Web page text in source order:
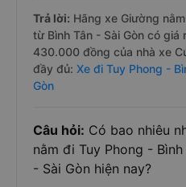
Trả lời: Hãng xe Giường
từ Bình Tân - Sài Gòn có giá
430.000 đồng của nhà xe
đầy đủ: Xe đi Tuy Phong -
Gòn
Câu hỏi: Có bao nhiêu
nằm đi Tuy Phong -
- Sài Gòn hiện nay?